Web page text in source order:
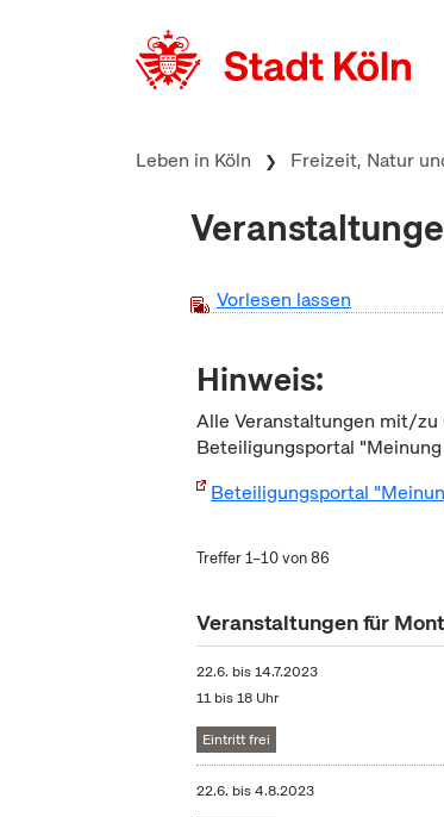
Leben in Köln Freizeit, Natur
Vorlesen lassen
Hinweis:
Alle Veranstaltungen mit/
Beteiligungsportal "Meinung
Beteiligungsportal
Treffer 1–10 von 86
Veranstaltungen für
22.6. bis14.7.2023
11 bis 18 Uhr
Eintritt frei
22.6. bis4.8.2023